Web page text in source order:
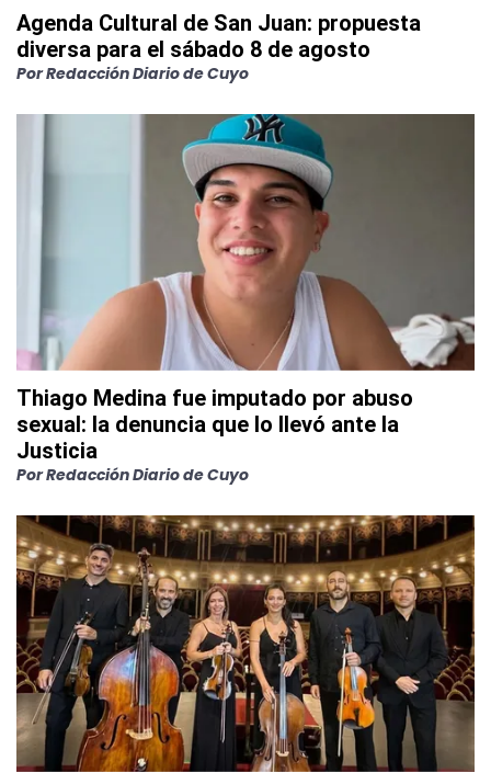
Agenda Cultural de San Juan: propuesta
diversa para el sábado 8 de agosto
PorRedacción Diario de Cuyo
Thiago Medina fue imputado por abuso
sexual: la denuncia que lo llevó ante la
Justicia
PorRedacción Diario de Cuyo